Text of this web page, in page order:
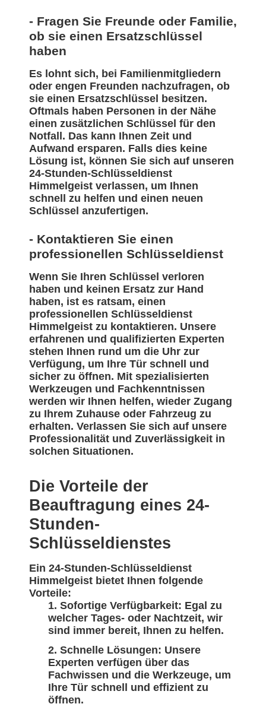
- Fragen Sie Freunde oder Familie,
ob sie einen Ersatzschlüssel
haben
Es lohnt sich, bei Familienmitgliedern
oder engen Freunden nachzufragen, ob
sie einen Ersatzschlüssel besitzen.
Oftmals haben Personen in der Nähe
einen zusätzlichen Schlüssel für den
Notfall. Das kann Ihnen Zeit und
Aufwand ersparen. Falls dies keine
Lösung ist, können Sie sich auf unseren
24-Stunden-Schlüsseldienst
Himmelgeist verlassen, um Ihnen
schnell zu helfen und einen neuen
Schlüssel anzufertigen.
- Kontaktieren Sie einen
professionellen Schlüsseldienst
Wenn Sie Ihren Schlüssel verloren
haben und keinen Ersatz zur Hand
haben, ist es ratsam, einen
professionellen Schlüsseldienst
Himmelgeist zu kontaktieren. Unsere
erfahrenen und qualifizierten Experten
stehen Ihnen rund um die Uhr zur
Verfügung, um Ihre Tür schnell und
sicher zu öffnen. Mit spezialisierten
Werkzeugen und Fachkenntnissen
werden wir Ihnen helfen, wieder Zugang
zu Ihrem Zuhause oder Fahrzeug zu
erhalten. Verlassen Sie sich auf unsere
Professionalität und Zuverlässigkeit in
solchen Situationen.
Die Vorteile der
Beauftragung eines 24-
Stunden-
Schlüsseldienstes
Ein 24-Stunden-Schlüsseldienst
Himmelgeist bietet Ihnen folgende
Vorteile:
Sofortige Verfügbarkeit: Egal zu
welcher Tages- oder Nachtzeit, wir
sind immer bereit, Ihnen zu helfen.
Schnelle Lösungen: Unsere
Experten verfügen über das
Fachwissen und die Werkzeuge, um
Ihre Tür schnell und effizient zu
öffnen.